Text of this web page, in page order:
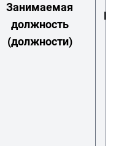
Занимаемая
должность
(должности)